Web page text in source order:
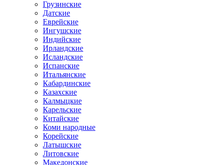
Грузинские
Датские
Еврейские
Ингушские
Индийские
Ирландские
Исландские
Испанские
Итальянские
Кабардинские
Казахские
Калмыцкие
Карельские
Китайские
Коми народные
Корейские
Латышские
Литовские
Македонские